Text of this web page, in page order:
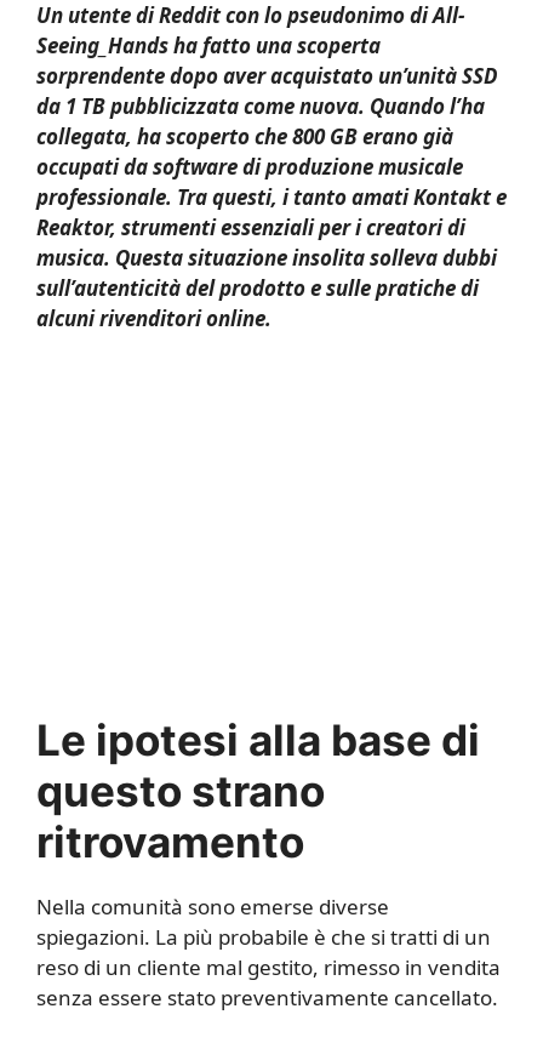
Un utente di Reddit con lo pseudonimo di All-
Seeing_Hands ha fatto una scoperta
sorprendente dopo aver acquistato un’unità SSD
da 1 TB pubblicizzata come nuova. Quando l’ha
collegata, ha scoperto che 800 GB erano già
occupati da software di produzione musicale
professionale. Tra questi, i tanto amati Kontakt e
Reaktor, strumenti essenziali per i creatori di
musica. Questa situazione insolita solleva dubbi
sull’autenticità del prodotto e sulle pratiche di
alcuni rivenditori online.
Le ipotesi alla base di
questo strano
ritrovamento
Nella comunità sono emerse diverse
spiegazioni. La più probabile è che si tratti di un
reso di un cliente mal gestito, rimesso in vendita
senza essere stato preventivamente cancellato.